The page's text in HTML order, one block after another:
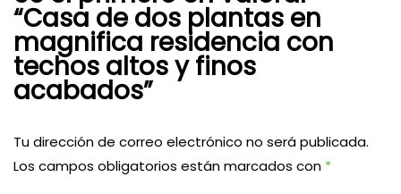
“Casa de dos plantas en
magnifica residencia con
techos altos y finos
acabados”
Tu dirección de correo electrónico no será publicada.
Los campos obligatorios están marcados con *